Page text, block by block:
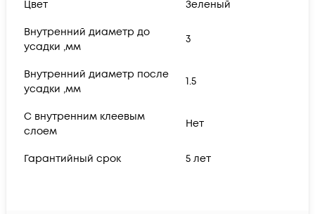
Цвет Зеленый
Внутренний диаметр до
усадки ,мм
3
Внутренний диаметр после
усадки ,мм
1.5
С внутренним клеевым
слоем
Нет
Гарантийный срок 5 лет